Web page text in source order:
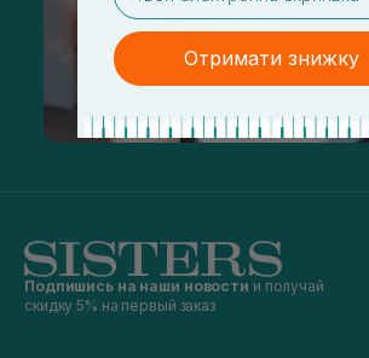
Подпишись на наши новости и получай
скидку 5% на первый заказ
Отримати знижку